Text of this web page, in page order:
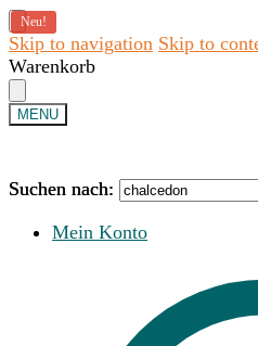
Skip to navigation Skip to
Warenkorb
MENU
Suchen nach:
Mein Konto
Suchen nach:
Neu!